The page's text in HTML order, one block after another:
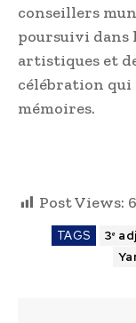
conseillers
poursuivi dans
artistiques et
célébration qui
mémoires.
Post Views:
TAGS 3ᵉ